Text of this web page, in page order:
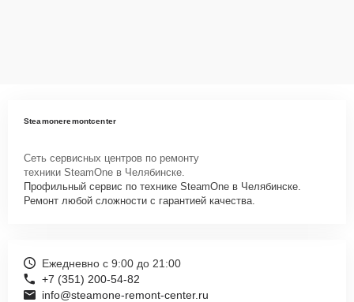
Steamoneremontcenter
Сеть сервисных центров по ремонту
техники SteamOne в Челябинске.
Профильный сервис по технике SteamOne в Челябинске.
Ремонт любой сложности с гарантией качества.
Ежедневно с 9:00 до 21:00
+7 (351) 200-54-82
info@steamone-remont-center.ru